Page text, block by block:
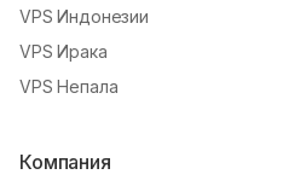
VPS Индонезии
VPS Ирака
VPS Непала
Компания